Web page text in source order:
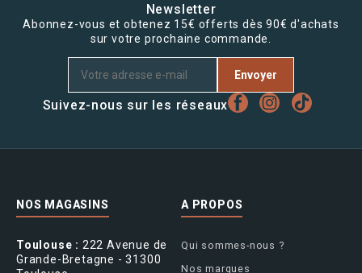
Newsletter
Abonnez-vous et obtenez 15€ offerts dès 90€ d'achats
sur votre prochaine commande.
Envoyer
Suivez-nous sur les réseaux
NOS MAGASINS
Toulouse : 222 Avenue de
Grande-Bretagne - 31300
A PROPOS
Qui sommes-nous ?
Nos marques